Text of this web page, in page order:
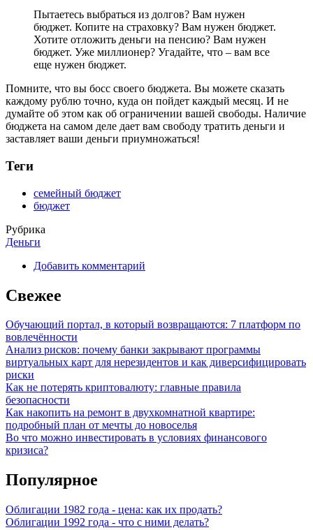
Пытаетесь выбраться из долгов? Вам нужен
бюджет. Копите на страховку? Вам нужен бюджет.
Хотите отложить деньги на пенсию? Вам нужен
бюджет. Уже миллионер? Угадайте, что – вам все
еще нужен бюджет.
Помните, что вы босс своего бюджета. Вы можете сказать
каждому рублю точно, куда он пойдет каждый месяц. И не
думайте об этом как об ограничении вашей свободы. Наличие
бюджета на самом деле дает вам свободу тратить деньги и
заставляет ваши деньги приумножаться!
Теги
семейный бюджет
бюджет
Рубрика
Деньги
Добавить комментарий
Свежее
Обучающий портал, в который возвращаются: 7 платформ по
вовлечённости
Анализ рисков: почему банки закрывают программы
виртуальных карт для нерезидентов и как диверсифицировать
риски
Как не потерять криптовалюту: главные правила
безопасности
Как накопить на ремонт в двухкомнатной квартире:
подробный план от мечты до новоселья
Во что можно инвестировать в условиях финансового
кризиса?
Популярное
Облигации 1982 года - цена: как их продать?
Облигации 1992 года - что с ними делать?